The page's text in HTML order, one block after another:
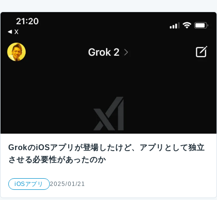
GrokのiOSアプリが登場したけど、アプリとして独立
させる必要性があったのか
iOSアプリ 2025/01/21